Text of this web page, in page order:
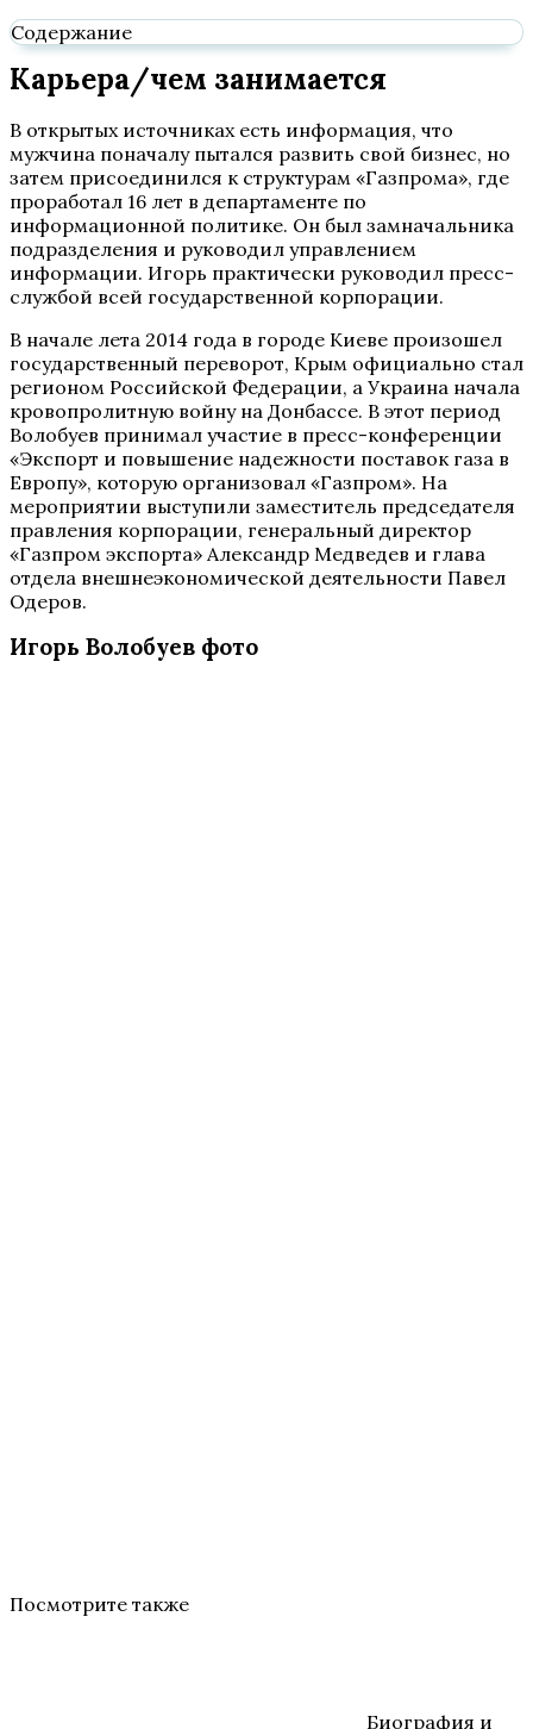
Содержание
Карьера/чем занимается
В открытых источниках есть информация, что
мужчина поначалу пытался развить свой бизнес, но
затем присоединился к структурам «Газпрома», где
проработал 16 лет в департаменте по
информационной политике. Он был замначальника
подразделения и руководил управлением
информации. Игорь практически руководил пресс-
службой всей государственной корпорации.
В начале лета 2014 года в городе Киеве произошел
государственный переворот, Крым официально стал
регионом Российской Федерации, а Украина начала
кровопролитную войну на Донбассе. В этот период
Волобуев принимал участие в пресс-конференции
«Экспорт и повышение надежности поставок газа в
Европу», которую организовал «Газпром». На
мероприятии выступили заместитель председателя
правления корпорации, генеральный директор
«Газпром экспорта» Александр Медведев и глава
отдела внешнеэкономической деятельности Павел
Одеров.
Игорь Волобуев фото
Посмотрите также
Биография и